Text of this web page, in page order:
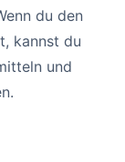
du den
kannst du
und